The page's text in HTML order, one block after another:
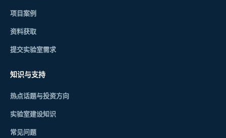
项目案例
资料获取
提交实验室需求
知识与支持
热点话题与投资方向
实验室建设知识
常见问题